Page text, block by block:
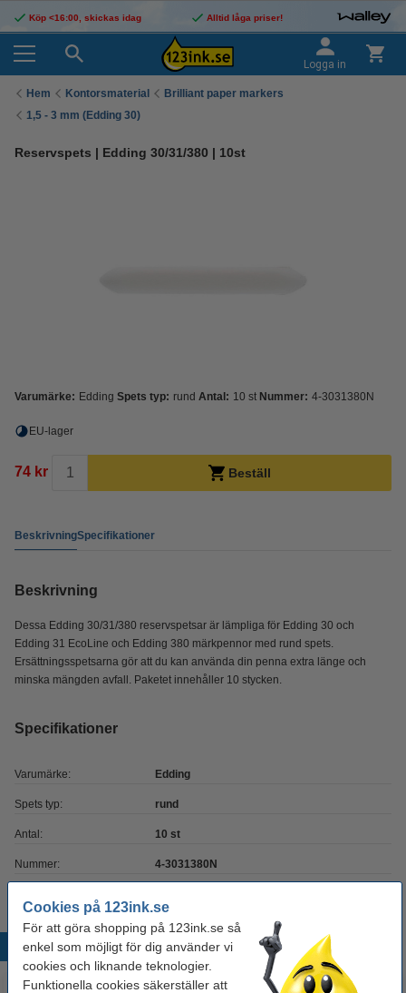
Cookies på 123ink.se
För att göra shopping på 123ink.se så
enkel som möjligt för dig använder vi
cookies och liknande teknologier.
Funktionella cookies säkerställer att
Köp <16:00, skickas idag Alltid låga priser!
Logga in
Hem Kontorsmaterial
Brilliant paper markers
1,5 - 3 mm (Edding 30)
Reservspets | Edding 30/31/380 | 10st
Varumärke: Edding Spets typ: rund Antal: 10 st Nummer: 4-3031380N
EU-lager
74 kr Beställ
BeskrivningSpecifikationer
Beskrivning
Dessa Edding 30/31/380 reservspetsar är lämpliga för Edding 30 och
Edding 31 EcoLine och Edding 380 märkpennor med rund spets.
Ersättningsspetsarna gör att du kan använda din penna extra länge och
minska mängden avfall. Paketet innehåller 10 stycken.
Specifikationer
Varumärke: Edding
Spets typ: rund
Antal: 10 st
Nummer: 4-3031380N
Populära produkter